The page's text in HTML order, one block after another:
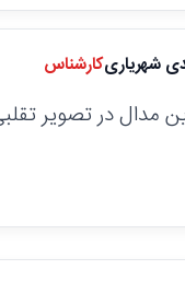
شهریاریکارشناس
مدال در تصویر